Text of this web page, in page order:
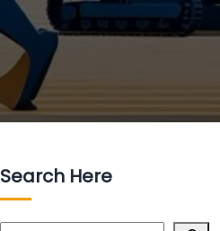
Search Here